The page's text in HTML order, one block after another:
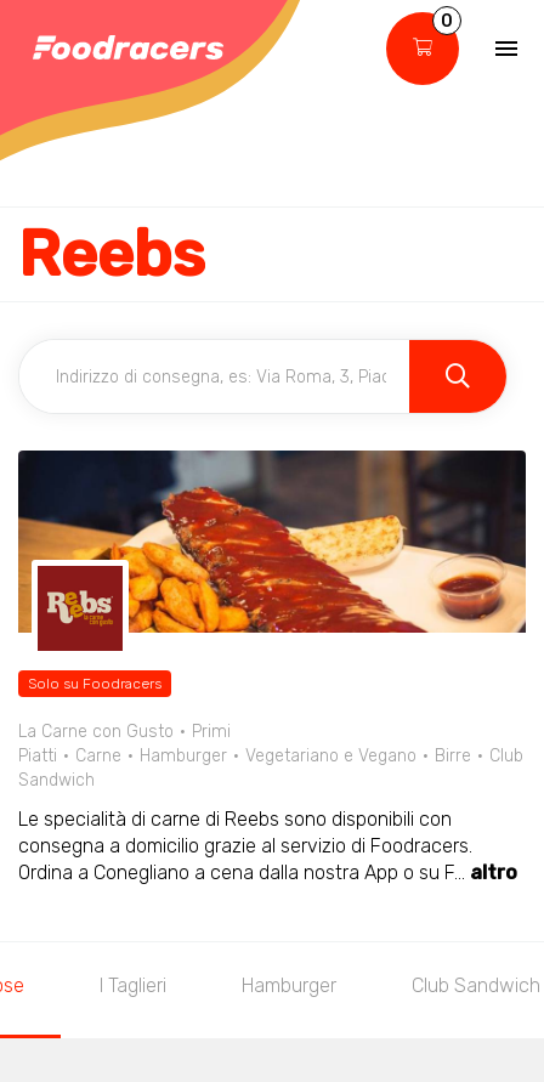
0
Reebs
Solo su Foodracers
La Carne con Gusto
Primi
Piatti
Carne Hamburger Vegetariano e Vegano Birre
Club
Sandwich
Le specialità di carne di Reebs sono disponibili con
consegna a domicilio grazie al servizio di Foodracers.
Ordina a Conegliano a cena dalla nostra App o su F... altro
I Taglieri Hamburger Club Sandwich